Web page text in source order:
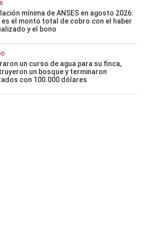
mínima de ANSES en agosto 2026:
es el monto total de cobro con el haber
y el bono
un curso de agua para su finca,
un bosque y terminaron
con 100.000 dólares